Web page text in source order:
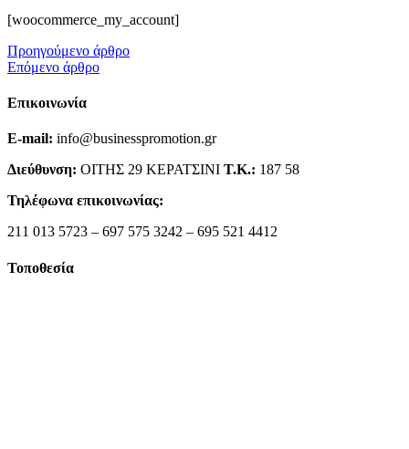
[woocommerce_my_account]
Προηγούμενο άρθρο
Επόμενο άρθρο
Επικοινωνία
E-mail: info@businesspromotion.gr
Διεύθυνση: ΟΙΤΗΣ 29 ΚΕΡΑΤΣΙΝΙ Τ.Κ.: 187 58
Τηλέφωνα επικοινωνίας:
211 013 5723 – 697 575 3242 – 695 521 4412
Τοποθεσία